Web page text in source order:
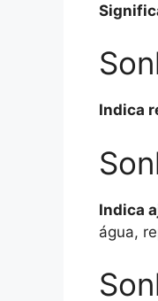
Indica
Indica
água,